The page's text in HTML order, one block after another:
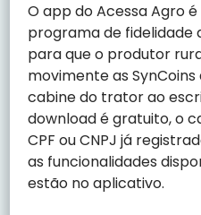
O app do Acessa Agro
programa de fidelidade
para que o produtor
movimente as
cabine do trator ao
download é gratuito, o
CPF ou CNPJ já
as funcionalidades
estão no aplicativo.